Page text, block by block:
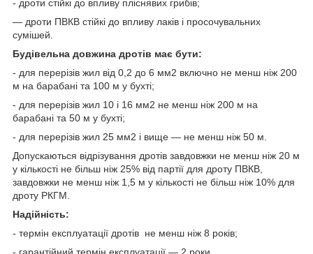
- дроти стійкі до впливу пліснявих грибів;
— дроти ПВКВ стійкі до впливу лаків і просочувальних
сумішей.
Будівельна довжина дротів має бути:
- для перерізів жил від 0,2 до 6 мм2 включно не менш ніж 200
м на барабані та 100 м у бухті;
- для перерізів жил 10 і 16 мм2 не менш ніж 200 м на
барабані та 50 м у бухті;
- для перерізів жил 25 мм2 і вище — не менш ніж 50 м.
Допускаються відрізування дротів завдовжки не менш ніж 20 м
у кількості не більш ніж 25% від партії для дроту ПВКВ,
завдовжки не менш ніж 1,5 м у кількості не більш ніж 10% для
дроту РКГМ.
Надійність:
- термін експлуатації дротів не менш ніж 8 років;